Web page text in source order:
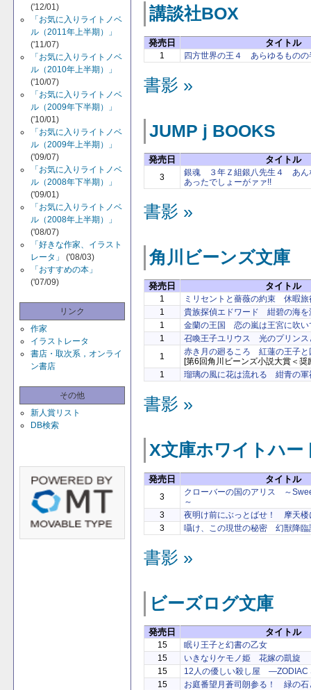
('12/01)
「お気に入りライトノベ
ル（2011年上半期）」
('11/07)
「お気に入りライトノベ
ル（2010年上半期）」
('10/07)
「お気に入りライトノベ
ル（2009年下半期）」
('10/01)
「お気に入りライトノベ
ル（2009年上半期）」
('09/07)
「お気に入りライトノベ
ル（2008年下半期）」
('09/01)
「お気に入りライトノベ
ル（2008年上半期）」
('08/07)
「好きな作家、イラスト
レータ」
('08/03)
「おすすめの本」
('07/09)
リンク
作家
イラストレータ
書店・取次系，オンライ
ン書店
その他
新人賞リスト
DB検索
講談社BOX
発売日 タイトル
1 四方世界の王４ あらゆるものの
書影 »
JUMP j BOOKS
発売日 タイトル
3
銀魂 ３年Ｚ組銀八先生４ あん
あったでしょーがァァ!!
書影 »
角川ビーンズ文庫
発売日 タイトル
1
ミリセントと薔薇の約束 休暇旅
1
貴族探偵エドワード 紺碧の海を
1
金蘭の王国 恋の嵐は王宮に吹い
1
召喚王子ユリウス 光のプリンス
1
赤き月の廻るころ 紅蓮の王子と
[第6回角川ビーンズ小説大賞＜奨
1
瑠璃の風に花は流れる 紺青の軍
書影 »
X文庫ホワイトハー
発売日 タイトル
3
クローバーの国のアリス ～
～
3
夜明け前にぶっとばせ！ 摩天楼
3
囁け、この現世の秘密 幻獣降臨
書影 »
ビーズログ文庫
発売日 タイトル
15
眠り王子と幻書の乙女
15
いきなりケモノ姫 花嫁の凱旋
15
12人の優しい殺し屋 ―ZODIAC
15
お庭番望月蒼司朗参る！ 緑の石